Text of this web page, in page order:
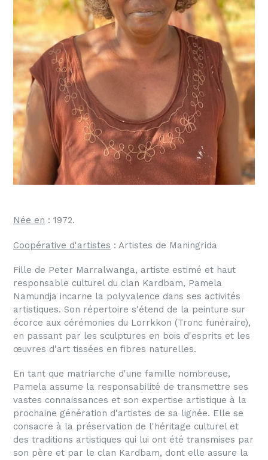
Née en : 1972.
Coopérative d'artistes : Artistes de Maningrida
Fille de Peter Marralwanga, artiste estimé et haut
responsable culturel du clan Kardbam, Pamela
Namundja incarne la polyvalence dans ses activités
artistiques. Son répertoire s'étend de la peinture sur
écorce aux cérémonies du Lorrkkon (Tronc funéraire),
en passant par les sculptures en bois d'esprits et les
œuvres d'art tissées en fibres naturelles.
En tant que matriarche d'une famille nombreuse,
Pamela assume la responsabilité de transmettre ses
vastes connaissances et son expertise artistique à la
prochaine génération d'artistes de sa lignée. Elle se
consacre à la préservation de l'héritage culturel et
des traditions artistiques qui lui ont été transmises par
son père et par le clan Kardbam, dont elle assure la